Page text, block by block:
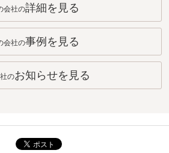
会社の詳細を見る
会社の事例を見る
のお知らせを見る